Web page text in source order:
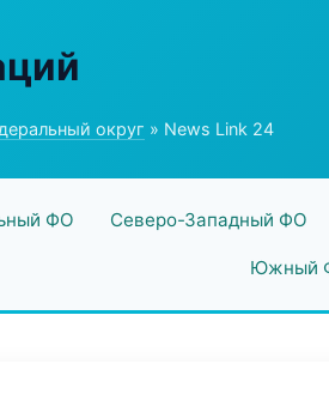
округ » News Link 24
ФО Северо-Западный ФО
Южный